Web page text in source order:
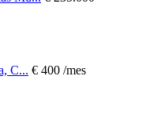
C... € 400 /mes